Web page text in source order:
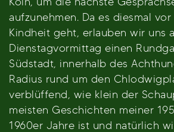
aufzunehmen. Da es diesmal
Kindheit geht, erlauben wir uns
Dienstagvormittag einen
Südstadt, innerhalb des
Radius rund um den
verblüffend, wie klein der
meisten Geschichten meiner
1960er Jahre ist und natürlich